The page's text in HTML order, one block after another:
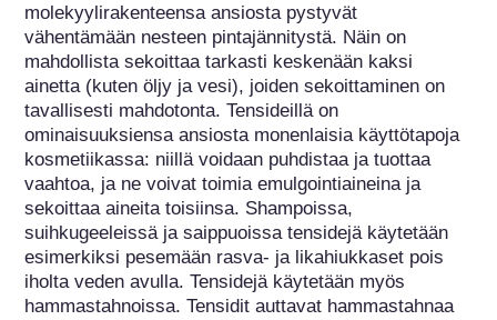
molekyylirakenteensa ansiosta pystyvät
vähentämään nesteen pintajännitystä. Näin on
mahdollista sekoittaa tarkasti keskenään kaksi
ainetta (kuten öljy ja vesi), joiden sekoittaminen on
tavallisesti mahdotonta. Tensideillä on
ominaisuuksiensa ansiosta monenlaisia käyttötapoja
kosmetiikassa: niillä voidaan puhdistaa ja tuottaa
vaahtoa, ja ne voivat toimia emulgointiaineina ja
sekoittaa aineita toisiinsa. Shampoissa,
suihkugeeleissä ja saippuoissa tensidejä käytetään
esimerkiksi pesemään rasva- ja likahiukkaset pois
iholta veden avulla. Tensidejä käytetään myös
hammastahnoissa. Tensidit auttavat hammastahnaa